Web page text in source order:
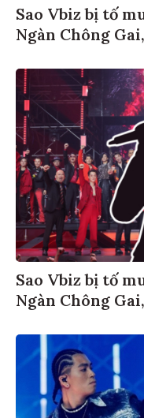
Sao Vbiz bị tố
Ngàn Chông
Sao Vbiz bị tố
Ngàn Chông